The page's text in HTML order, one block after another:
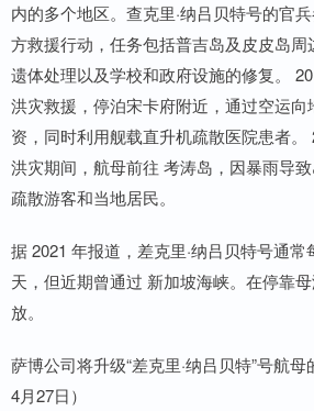
内的多个地区。查克里·纳吕贝特号的官
方救援行动，任务包括普吉岛及皮皮岛周
遗体处理以及学校和政府设施的修复。
洪灾救援，停泊宋卡府附近，通过空运向
资，同时利用舰载直升机疏散医院患者。
洪灾期间，航母前往 考涛岛，因暴雨导
疏散游客和当地居民。
据 2021 年报道，差克里·纳吕贝特号通
天，但近期曾通过 新加坡海峡。在停靠
放。
萨博公司将升级“差克里·纳吕贝特”号航
4月27日）